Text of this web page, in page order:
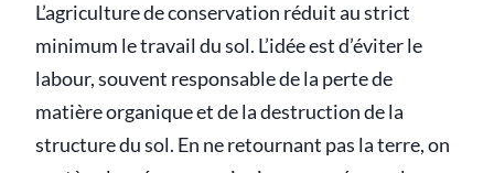
L’agriculture de conservation réduit au strict
minimum le travail du sol. L’idée est d’éviter le
labour, souvent responsable de la perte de
matière organique et de la destruction de la
structure du sol. En ne retournant pas la terre, on